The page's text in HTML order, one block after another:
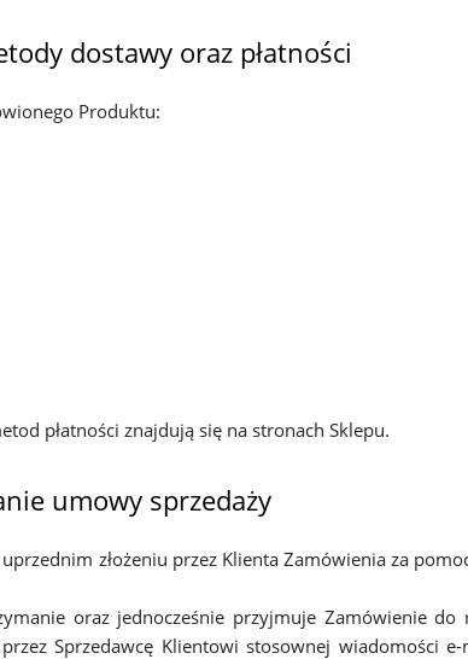
dostawy oraz płatności
Produktu:
płatności znajdują się na stronach Sklepu.
umowy sprzedaży
złożeniu przez Klienta Zamówienia za
oraz jednocześnie przyjmuje Zamówienie
Sprzedawcę Klientowi stosownej wiadomości